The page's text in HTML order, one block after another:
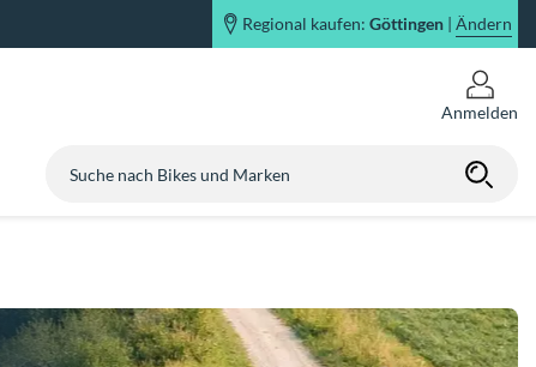
Regional kaufen: Göttingen | Ändern
Anmelden